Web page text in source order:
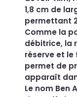
1,8 cm de
permettant
Comme la
débitrice, la
réserve et le
permet de
apparaît
Le nom Ben